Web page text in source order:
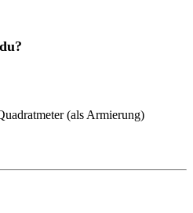
(als Armierung)